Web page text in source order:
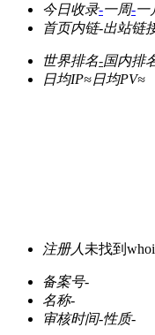
今日收录-一周-一
首页内链-出站链
世界排名-国内排
日均IP≈日均PV≈
注册人 未找到
备案号-
名称-
审核时间-性质-